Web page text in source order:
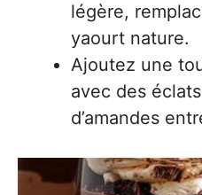
légère,
yaourt nature.
Ajoutez une
avec des
d’amandes